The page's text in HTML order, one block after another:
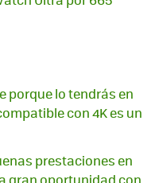
porque lo tendrás en
con 4K es un
prestaciones en
gran oportunidad con